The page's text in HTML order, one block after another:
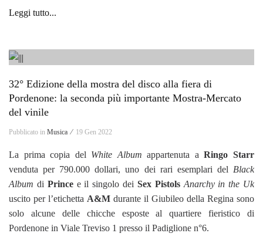
Leggi tutto...
32° Edizione della mostra del disco alla fiera di
Pordenone: la seconda più importante Mostra-Mercato
del vinile
Pubblicato in Musica ⁄ 19 Gen 2022
La prima copia del White Album appartenuta aRingo Starr
venduta per 790.000 dollari, uno dei rari esemplari del Black
Album di Princee il singolo dei Sex Pistols Anarchy in the Uk
uscito per l’etichetta A&M durante il Giubileo della Regina sono
solo alcune delle chicche esposte al quartiere fieristico di
Pordenone in Viale Treviso 1 presso il Padiglione n°6.